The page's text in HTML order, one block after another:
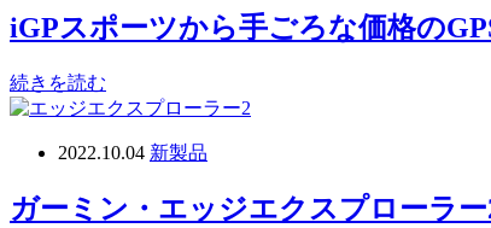
iGPスポーツから手ごろな価格の
続きを読む
2022.10.04 新製品
ガーミン・エッジエクスプローラ